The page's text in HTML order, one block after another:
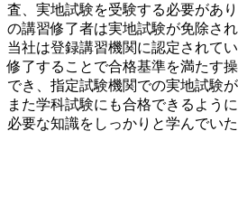
査、実地試験を受験する必要があ
の講習修了者は実地試験が免除され
当社は登録講習機関に認定されて
修了することで合格基準を満たす
でき、指定試験機関での実地試験が
また学科試験にも合格できるよう
必要な知識をしっかりと学んでいた